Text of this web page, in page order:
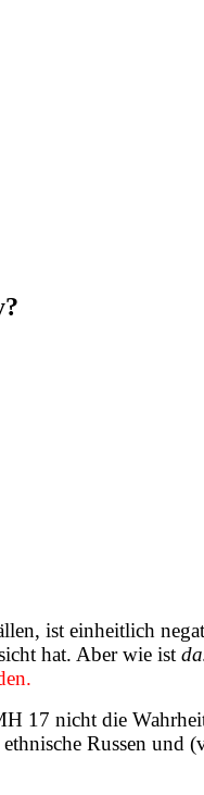
ist einheitlich
hat. Aber wie ist
17 nicht die
Russen und